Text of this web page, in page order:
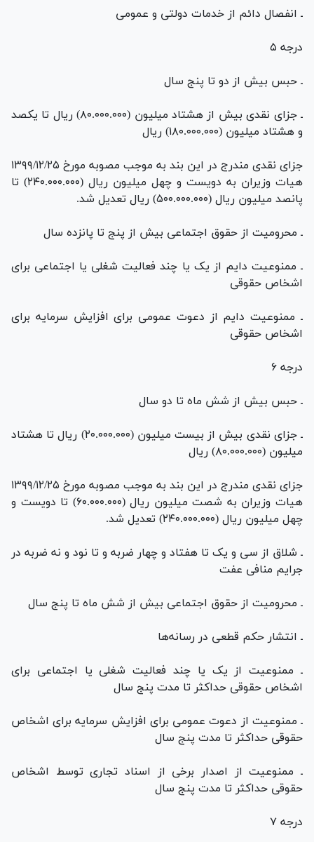
ـ انفصال دائم از خدمات دولتی و عمومی
درجه ۵
ـ حبس بیش از دو تا پنج سال
ـ جزای نقدی بیش از هشتاد میلیون (۸۰.۰۰۰.۰۰۰) ریال تا یکصد
و هشتاد میلیون (۱۸۰.۰۰۰.۰۰۰) ریال
جزای نقدی مندرج در این بند به موجب مصوبه مورخ ۱۳۹۹/۱۲/۲۵
هیات وزیران به دویست و چهل میلیون ریال (۲۴۰.۰۰۰.۰۰۰) تا
پانصد میلیون ریال (۵۰۰.۰۰۰.۰۰۰) ریال تعدیل شد.
ـ محرومیت از حقوق اجتماعی بیش از پنج تا پانزده سال
ـ ممنوعیت دایم از یک یا چند فعالیت شغلی یا اجتماعی برای
اشخاص حقوقی
ـ ممنوعیت دایم از دعوت عمومی برای افزایش سرمایه برای
اشخاص حقوقی
درجه ۶
ـ حبس بیش از شش ماه تا دو سال
ـ جزای نقدی بیش از بیست میلیون (۲۰.۰۰۰.۰۰۰) ریال تا هشتاد
میلیون (۸۰.۰۰۰.۰۰۰) ریال
جزای نقدی مندرج در این بند به موجب مصوبه مورخ ۱۳۹۹/۱۲/۲۵
هیات وزیران به شصت میلیون ریال (۶۰.۰۰۰.۰۰۰) تا دویست و
چهل میلیون ریال (۲۴۰.۰۰۰.۰۰۰) تعدیل شد.
ـ شلاق از سی و یک تا هفتاد و چهار ضربه و تا نود و نه ضربه در
جرایم منافی عفت
ـ محرومیت از حقوق اجتماعی بیش از شش ماه تا پنج سال
ـ انتشار حکم قطعی در رسانه‌ها
ـ ممنوعیت از یک یا چند فعالیت شغلی یا اجتماعی برای
اشخاص حقوقی حداکثر تا مدت پنج سال
ـ ممنوعیت از دعوت عمومی برای افزایش سرمایه برای اشخاص
حقوقی حداکثر تا مدت پنج سال
ـ ممنوعیت از اصدار برخی از اسناد تجاری توسط اشخاص
حقوقی حداکثر تا مدت پنج سال
درجه ۷